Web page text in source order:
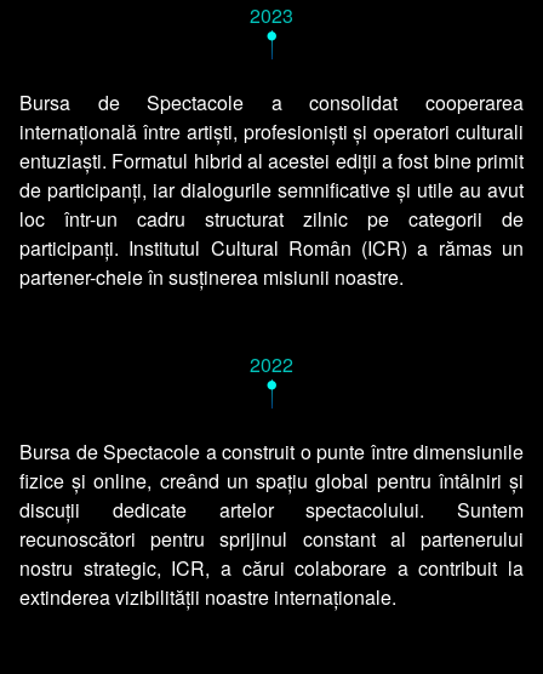
2023
•
Bursa de Spectacole a consolidat cooperarea
internațională între artiști, profesioniști și operatori culturali
entuziaști. Formatul hibrid al acestei ediții a fost bine primit
de participanți, iar dialogurile semnificative și utile au avut
loc într-un cadru structurat zilnic pe categorii de
participanți. Institutul Cultural Român (ICR) a rămas un
partener-cheie în susținerea misiunii noastre.
2022
•
Bursa de Spectacole a construit o punte între dimensiunile
fizice și online, creând un spațiu global pentru întâlniri și
discuții dedicate artelor spectacolului. Suntem
recunoscători pentru sprijinul constant al partenerului
nostru strategic, ICR, a cărui colaborare a contribuit la
extinderea vizibilității noastre internaționale.